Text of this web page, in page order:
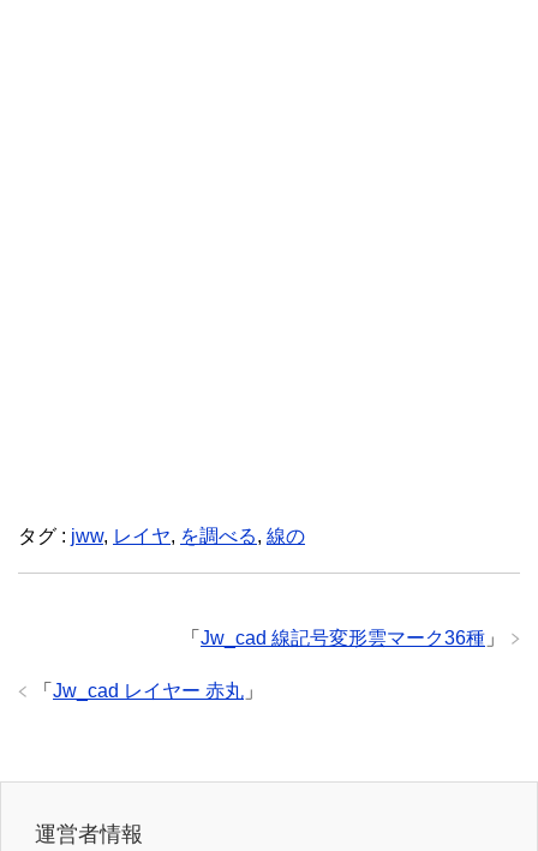
タグ : jww, レイヤ, を調べる, 線の
「 Jw_cad 線記号変形雲マーク36種 」
「 Jw_cad レイヤー 赤丸 」
運営者情報